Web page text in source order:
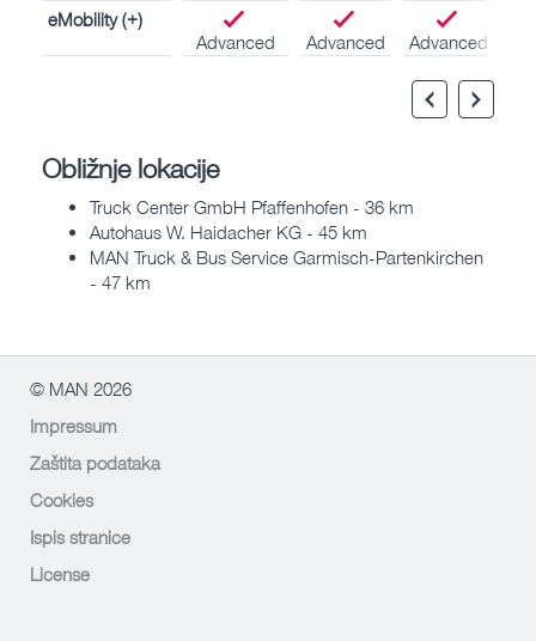
eMobility (+)
Advanced
Advanced Advanced
Obližnje lokacije
Truck Center GmbH Pfaffenhofen - 36 km
Autohaus W. Haidacher KG - 45 km
MAN Truck & Bus Service Garmisch-Partenkirchen
- 47 km
© MAN 2026
Impressum
Zaštita podataka
Cookies
Ispis stranice
License